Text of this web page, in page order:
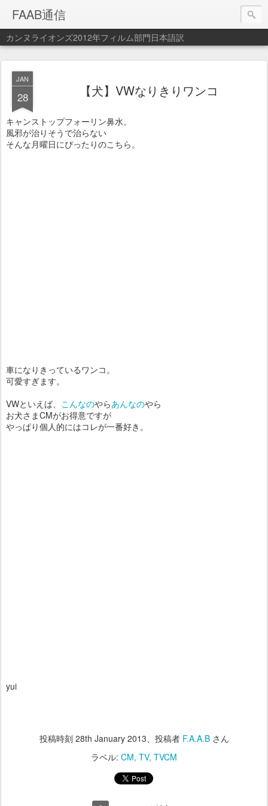
FAAB通信
カンヌライオンズ2012年フィルム部門日本語訳
JAN
28 【犬】VWなりきりワンコ
キャンストップフォーリン鼻水。
風邪が治りそうで治らない
そんな月曜日にぴったりのこちら。
車になりきっているワンコ。
可愛すぎます。
VWといえば、 こんなのやらあんなのやら
お犬さまCMがお得意ですが
やっぱり個人的にはコレが一番好き。
yui
投稿時刻 28th January 2013、投稿者 F.A.A.Bさん
ラベル: CM TV TVCM